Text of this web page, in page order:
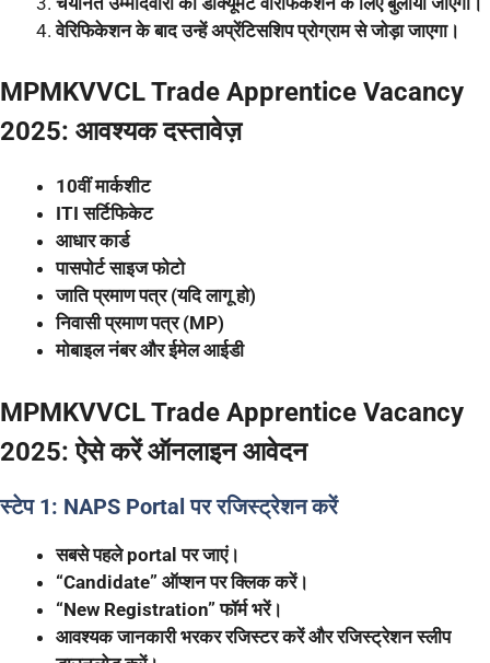
वेरिफिकेशन के बाद उन्हें अप्रेंटिसशिप प्रोग्राम से जोड़ा जाएगा।
MPMKVVCL Trade Apprentice Vacancy
2025: आवश्यक दस्तावेज़
10वीं मार्कशीट
ITI सर्टिफिकेट
आधार कार्ड
पासपोर्ट साइज फोटो
जाति प्रमाण पत्र (यदि लागू हो)
निवासी प्रमाण पत्र (MP)
मोबाइल नंबर और ईमेल आईडी
MPMKVVCL Trade Apprentice Vacancy
2025: ऐसे करें ऑनलाइन आवेदन
स्टेप 1: NAPS Portal पर रजिस्ट्रेशन करें
सबसे पहले portal पर जाएं।
“Candidate” ऑप्शन पर क्लिक करें।
“New Registration” फॉर्म भरें।
आवश्यक जानकारी भरकर रजिस्टर करें और रजिस्ट्रेशन स्लीप